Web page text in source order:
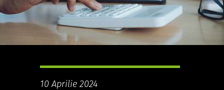
10 Aprilie 2024